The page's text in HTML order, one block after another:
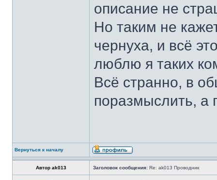
описание не
Но таким не
чернуха, и всё
люблю я таких
Всё странно, в
поразмыслить, а
Вернуться к началу
Автор ak013 Заголовок сообщения: Re: ak013 Проводник